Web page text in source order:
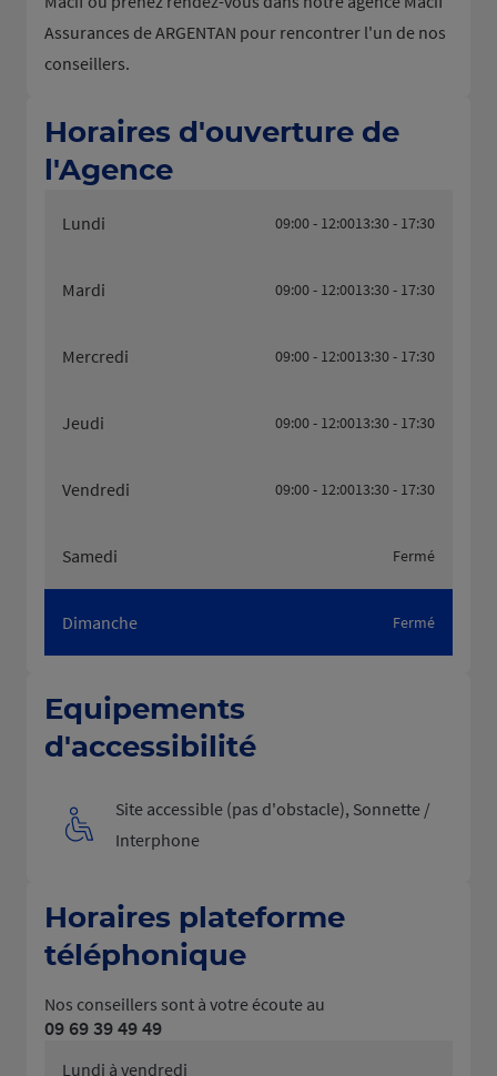
Assurances de ARGENTAN pour rencontrer l'un de nos
conseillers.
Horaires d'ouverture de
l'Agence
Lundi 09:00 - 12:0013:30 - 17:30
Mardi 09:00 - 12:0013:30 - 17:30
Mercredi 09:00 - 12:0013:30 - 17:30
Jeudi 09:00 - 12:0013:30 - 17:30
Vendredi 09:00 - 12:0013:30 - 17:30
Samedi Fermé
Dimanche Fermé
Equipements
d'accessibilité
Site accessible (pas d'obstacle), Sonnette /
Interphone
Horaires plateforme
téléphonique
Nos conseillers sont à votre écoute au
09 69 39 49 49
Lundi à vendredi